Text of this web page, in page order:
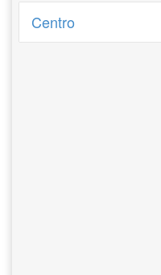
Centro